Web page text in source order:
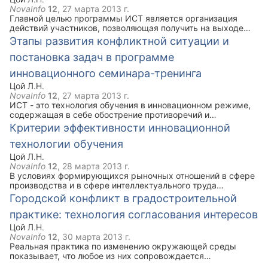
управленцы и руководители государственных структур
образования, коллективы коммерческих структур,
руководители департаментов областей, руководители
дошкольных учреждений трех городов: Петрозаводск,
Ставрополь и Ноябрьск.
NovaInfo 12, 27 марта 2013 г.
Главной целью программы ИСТ является организация
действий участников, позволяющая получить на выходе
разнообразие принципов и подходов к конфликту,
осознание ограниченности действий и представлений
участников в конфликте, обучение средствам
взаимодействия с конфликтующей стороной. Программа
предназначена для лиц старше 15 лет, в большей степени
для руководителей, управленцев всех уровней, педагогов,
конфликтологов-практиков, психологов, социальных
работников.
Этапы развития конфликтной ситуации и
постановка задач в программе
инновационного семинара-тренинга
Цой Л.Н.
NovaInfo 12, 27 марта 2013 г.
ИСТ - это технология обучения в инновационном режиме,
содержащая в себе обострение противоречий и
конфликтов, риск, высокую степень неопределенности, к
преодолению которых конфликтолог-практик должен быть
гото
Критерии эффективности инновационной
технологии обучения
Цой Л.Н.
NovaInfo 12, 28 марта 2013 г.
В условиях формирующихся рыночных отношений в сфере
производства и в сфере интеллектуального труда
(например, управленческого консультирования), заказчик
хочет знать, за что он платит деньги. Разрабатывая какой-
либо метод или социальную технологию, необходимо
учитывать несколько аспектов, а именно: в какой сфере
возможно применение метода (или технологии), кто может
профессионально его применить, в какое время, и на
каком этапе развития организации возможно
вмешательство в конфликт с помощью этого метода,
Городской конфликт в градостроительной
практике: технология согласования интересов
Цой Л.Н.
NovaInfo 12, 30 марта 2013 г.
Реальная практика по изменению окружающей среды
показывает, что любое из них сопровождается